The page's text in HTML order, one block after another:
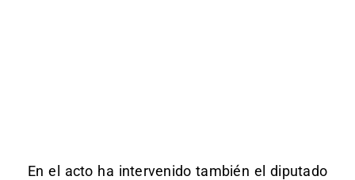
En el acto ha intervenido también el diputado